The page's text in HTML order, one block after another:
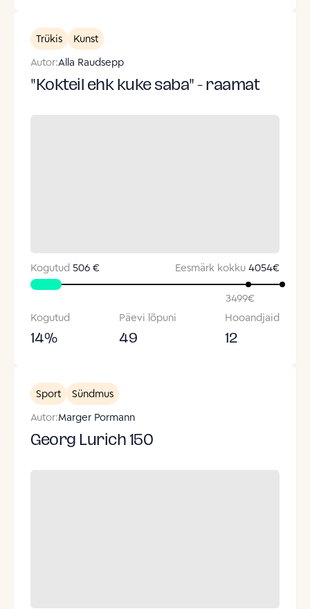
Trükis
Kunst
Autor:Alla Raudsepp
"Kokteil ehk kuke saba" - raamat
Kogutud 506 € Eesmärk kokku 4054€
3499€
Kogutud
14%
Päevi lõpuni
49
Hooandjaid
12
Sport
Sündmus
Autor:Marger Pormann
Georg Lurich 150